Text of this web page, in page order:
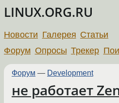
LINUX.ORG.RU
Новости Галерея Статьи
Форум Опросы Трекер
Форум — Development
не работает